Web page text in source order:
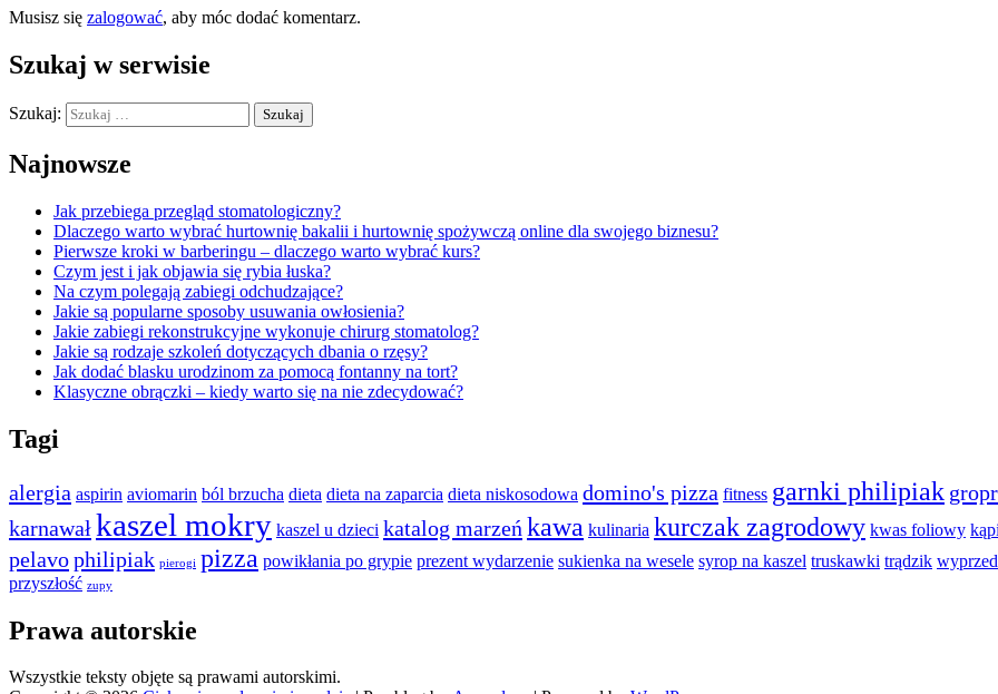
Musisz się zalogować, aby móc dodać komentarz.
Szukaj w serwisie
Szukaj:
Najnowsze
Jak przebiega przegląd stomatologiczny?
Dlaczego warto wybrać hurtownię bakalii i hurtownię spożywczą online dla swojego biznesu?
Pierwsze kroki w barberingu – dlaczego warto wybrać kurs?
Czym jest i jak objawia się rybia łuska?
Na czym polegają zabiegi odchudzające?
Jakie są popularne sposoby usuwania owłosienia?
Jakie zabiegi rekonstrukcyjne wykonuje chirurg stomatolog?
Jakie są rodzaje szkoleń dotyczących dbania o rzęsy?
Jak dodać blasku urodzinom za pomocą fontanny na tort?
Klasyczne obrączki – kiedy warto się na nie zdecydować?
Tagi
alergia aspirin aviomarin ból brzucha dieta dieta na zaparcia dieta niskosodowa domino's pizza fitness garnki philipiak
karnawałkaszel mokry kaszel u dzieci katalog marzeń kawa kulinaria kurczak zagrodowy kwas foliowy
pelavophilipiak pierogi pizza powikłania po grypie prezent wydarzenie sukienka na wesele syrop na kaszel truskawki trądzik
przyszłość zupy
Prawa autorskie
Wszystkie teksty objęte są prawami autorskimi.